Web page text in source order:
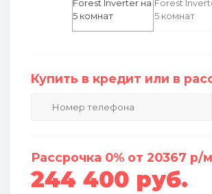
Купить в кредит или в
Рассрочка 0% от 20367 р/
244 400 руб.